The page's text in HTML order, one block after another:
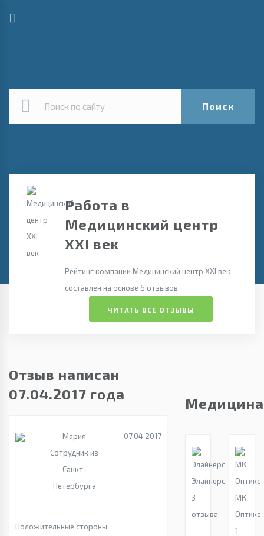
Поиск
Работа в
Медицинский центр
XXI век
Рейтинг компании Медицинский центр XXI век
составлен на основе 6 отзывов
ЧИТАТЬ ВСЕ ОТЗЫВЫ
Отзыв написан
07.04.2017 года
Мария
Сотрудник из
Санкт-
Петербурга
07.04.2017
Положительные стороны
Медицина
Элайнерс
3
отзыва
МК
Оптикс
1